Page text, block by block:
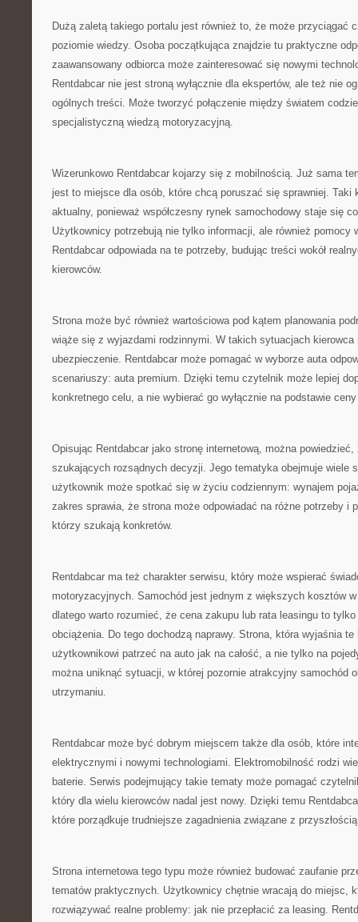
Dużą zaletą takiego portalu jest również to, że może przyciągać
poziomie wiedzy. Osoba początkująca znajdzie tu praktyczne
zaawansowany odbiorca może zainteresować się nowymi
Rentdabcar nie jest stroną wyłącznie dla ekspertów, ale też nie
ogólnych treści. Może tworzyć połączenie między światem
specjalistyczną wiedzą motoryzacyjną.
Wizerunkowo Rentdabcar kojarzy się z mobilnością. Już sama
jest to miejsce dla osób, które chcą poruszać się sprawniej. Taki
aktualny, ponieważ współczesny rynek samochodowy staje się
Użytkownicy potrzebują nie tylko informacji, ale również pomocy
Rentdabcar odpowiada na te potrzeby, budując treści wokół
kierowców.
Strona może być również wartościowa pod kątem planowania
wiąże się z wyjazdami rodzinnymi. W takich sytuacjach kierowca
ubezpieczenie. Rentdabcar może pomagać w wyborze auta
scenariuszy: auta premium. Dzięki temu czytelnik może lepiej
konkretnego celu, a nie wybierać go wyłącznie na podstawie
Opisując Rentdabcar jako stronę internetową, można
szukających rozsądnych decyzji. Jego tematyka obejmuje wiele
użytkownik może spotkać się w życiu codziennym: wynajem
zakres sprawia, że strona może odpowiadać na różne potrzeby i
którzy szukają konkretów.
Rentdabcar ma też charakter serwisu, który może wspierać
motoryzacyjnych. Samochód jest jednym z większych kosztów
dlatego warto rozumieć, że cena zakupu lub rata leasingu to tylko
obciążenia. Do tego dochodzą naprawy. Strona, która wyjaśnia
użytkownikowi patrzeć na auto jak na całość, a nie tylko na
można uniknąć sytuacji, w której pozornie atrakcyjny samochód
utrzymaniu.
Rentdabcar może być dobrym miejscem także dla osób, które
elektrycznymi i nowymi technologiami. Elektromobilność rodzi
baterie. Serwis podejmujący takie tematy może pomagać
który dla wielu kierowców nadal jest nowy. Dzięki temu
które porządkuje trudniejsze zagadnienia związane z
Strona internetowa tego typu może również budować zaufanie
tematów praktycznych. Użytkownicy chętnie wracają do miejsc,
rozwiązywać realne problemy: jak nie przepłacić za leasing.